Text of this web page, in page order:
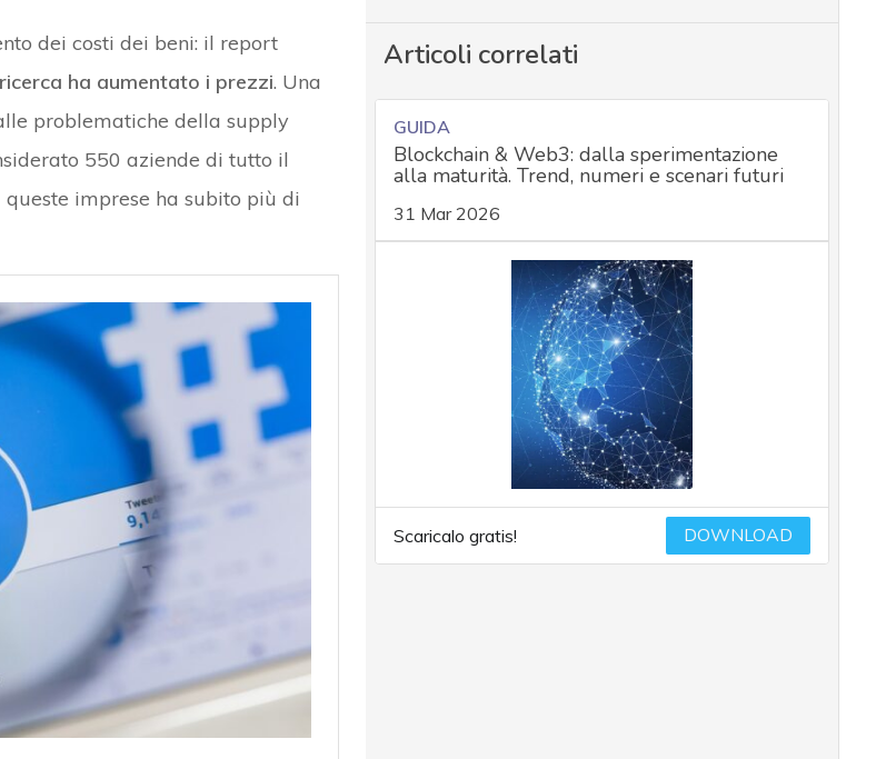
dei costi dei beni: il report
ha aumentato i prezzi. Una
problematiche della supply
550 aziende di tutto il
imprese ha subito più di
Articoli correlati
GUIDA
Blockchain & Web3: dalla sperimentazione
alla maturità. Trend, numeri e scenari futuri
31 Mar 2026
Scaricalo gratis! DOWNLOAD